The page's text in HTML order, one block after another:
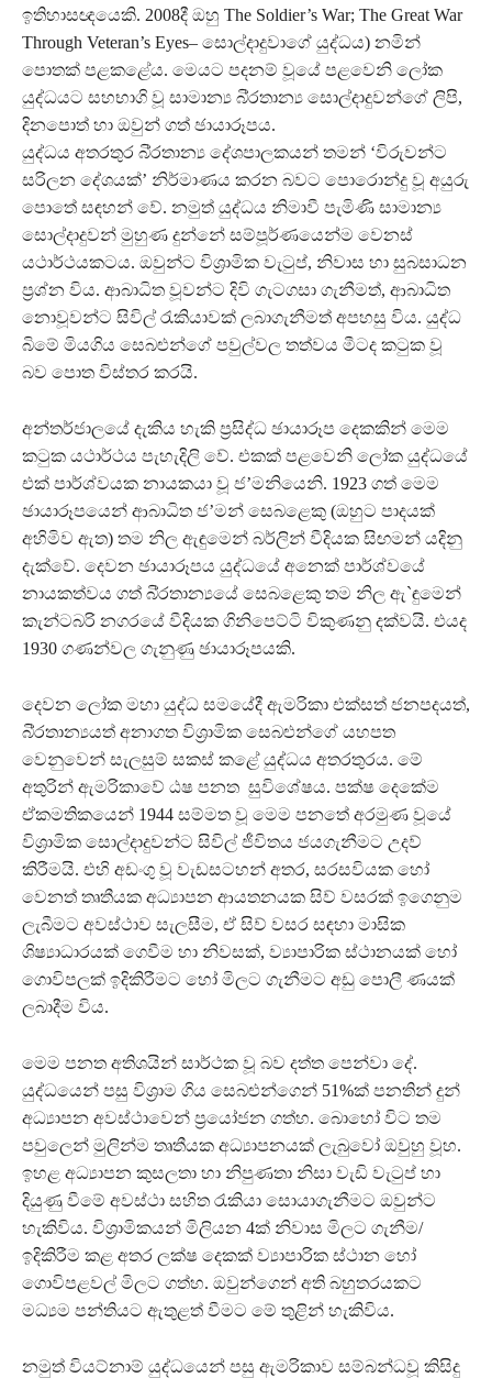
ඉතිහාසඥයෙකි. 2008දී ඔහු The Soldier’s War; The Great War
Through Veteran’s Eyes– සොල්දාදුවාගේ යුද්ධය) නමින්
පොතක් පළකළේය. මෙයට පදනම් වූයේ පළවෙනි ලෝක
යුද්ධයට සහභාගි වූ සාමාන්‍ය බි්‍රතාන්‍ය සොල්දාදුවන්ගේ ලිපි,
දිනපොත් හා ඔවුන් ගත් ඡායාරූපය.
යුද්ධය අතරතුර බි්‍රතාන්‍ය දේශපාලකයන් තමන් ‘විරුවන්ට
සරිලන දේශයක්’ නිර්මාණය කරන බවට පොරොන්දු වූ අයුරු
පොතේ සඳහන් වේ. නමුත් යුද්ධය නිමාවී පැමිණි සාමාන්‍ය
සොල්දාදුවන් මුහුණ දුන්නේ සම්පූර්ණයෙන්ම වෙනස්
යථාර්ථයකටය. ඔවුන්ට විශ්‍රාමික වැටුප්, නිවාස හා සුබසාධන
ප්‍රශ්න විය. ආබාධිත වූවන්ට දිවි ගැටගසා ගැනීමත්, ආබාධිත
නොවූවන්ට සිවිල් රැකියාවක් ලබාගැනීමත් අපහසු විය. යුද්ධ
බිමේ මියගිය සෙබළුන්ගේ පවුල්වල තත්වය මීටද කටුක වූ
බව පොත විස්තර කරයි.
අන්තර්ජාලයේ දැකිය හැකි ප්‍රසිද්ධ ඡායාරූප දෙකකින් මෙම
කටුක යථාර්ථය පැහැදිලි වේ. එකක් පළවෙනි ලෝක යුද්ධයේ
එක් පාර්ශ්වයක නායකයා වූ ජ’මනියෙනි. 1923 ගත් මෙම
ඡායාරූපයෙන් ආබාධිත ජ’මන් සෙබළෙකු (ඔහුට පාදයක්
අහිමිව ඇත) තම නිල ඇඳුමෙන් බර්ලින් වීදියක සිඟමන් යදිනු
දැක්වේ. දෙවන ඡායාරූපය යුද්ධයේ අනෙක් පාර්ශ්වයේ
නායකත්වය ගත් බි්‍රතාන්‍යයේ සෙබළෙකු තම නිල ඇ`ඳුමෙන්
කැන්ටබරි නගරයේ වීදියක ගිනිපෙට්ටි විකුණනු දක්වයි. එයද
1930 ගණන්වල ගැනුණු ඡායාරූපයකි.
දෙවන ලෝක මහා යුද්ධ සමයේදී ඇමරිකා එක්සත් ජනපදයත්,
බි්‍රතාන්‍යයත් අනාගත විශ්‍රාමික සෙබළුන්ගේ යහපත
වෙනුවෙන් සැලසුම් සකස් කළේ යුද්ධය අතරතුරය. මේ
අතුරින් ඇමරිකාවේ ඨෂ පනත සුවිශේෂය. පක්ෂ දෙකේම
ඒකමතිකයෙන් 1944 සම්මත වූ මෙම පනතේ අරමුණ වූයේ
විශ්‍රාමික සොල්දාදුවන්ට සිවිල් ජීවිතය ජයගැනීමට උදව්
කිරීමයි. එහි අඩංගු වූ වැඩසටහන් අතර, සරසවියක හෝ
වෙනත් තෘතීයක අධ්‍යාපන ආයතනයක සිව් වසරක් ඉගෙනුම
ලැබීමට අවස්ථාව සැලසීම, ඒ සිව් වසර සඳහා මාසික
ශිෂ්‍යාධාරයක් ගෙවීම හා නිවසක්, ව්‍යාපාරික ස්ථානයක් හෝ
ගොවිපලක් ඉදිකිරීමට හෝ මිලට ගැනීමට අඩු පොලී ණයක්
ලබාදීම විය.
මෙම පනත අතිශයින් සාර්ථක වූ බව දත්ත පෙන්වා දේ.
යුද්ධයෙන් පසු විශ්‍රාම ගිය සෙබළුන්ගෙන් 51%ක් පනතින් දුන්
අධ්‍යාපන අවස්ථාවෙන් ප්‍රයෝජන ගත්හ. බොහෝ විට තම
පවුලෙන් මුලින්ම තෘතීයක අධ්‍යාපනයක් ලැබුවෝ ඔවුහු වූහ.
ඉහළ අධ්‍යාපන කුසලතා හා නිපුණතා නිසා වැඩි වැටුප් හා
දියුණු වීමේ අවස්ථා සහිත රැකියා සොයාගැනීමට ඔවුන්ට
හැකිවිය. විශ්‍රාමිකයන් මිලියන 4ක් නිවාස මිලට ගැනීම/
ඉදිකිරීම කළ අතර ලක්ෂ දෙකක් ව්‍යාපාරික ස්ථාන හෝ
ගොවිපළවල් මිලට ගත්හ. ඔවුන්ගෙන් අති බහුතරයකට
මධ්‍යම පන්තියට ඇතුළත් වීමට මේ තුළින් හැකිවිය.
නමුත් වියට්නාම් යුද්ධයෙන් පසු ඇමරිකාව සම්බන්ධවූ කිසිදු